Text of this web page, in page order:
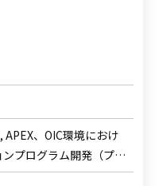
APEX、OIC環境におけ
プログラム開発（プロ
）